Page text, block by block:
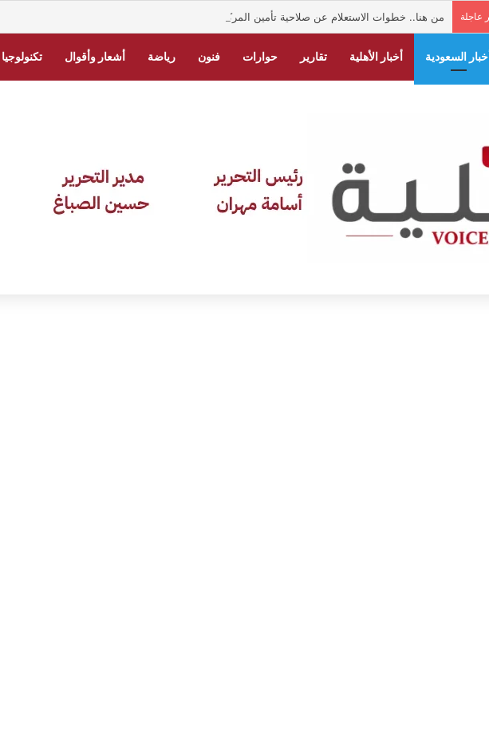
عاجلة من هنا.. خطوات الاستعلام عن صلاحية تأمين المركبات في السعودية
السعودية أخبار الأهلية تقارير حوارات فنون رياضة أشعار وأقوال